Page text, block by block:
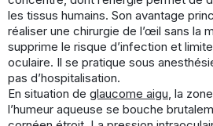
les tissus humains. Son avantage
réaliser une chirurgie de l’œil sans la
supprime le risque d’infection et
oculaire. Il se pratique sous
pas d’hospitalisation.
En situation de glaucome aigu, la
l’humeur aqueuse se bouche